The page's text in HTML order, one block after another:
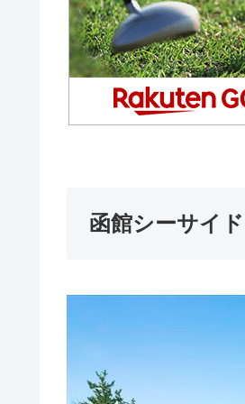
函館シーサイ